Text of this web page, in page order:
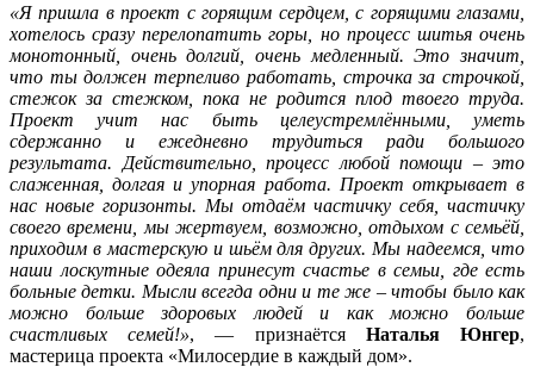
«Я пришла в проект с горящим сердцем, с горящими глазами,
хотелось сразу перелопатить горы, но процесс шитья очень
монотонный, очень долгий, очень медленный. Это значит,
что ты должен терпеливо работать, строчка за строчкой,
стежок за стежком, пока не родится плод твоего труда.
Проект учит нас быть целеустремлёнными, уметь
сдержанно и ежедневно трудиться ради большого
результата. Действительно, процесс любой помощи – это
слаженная, долгая и упорная работа. Проект открывает в
нас новые горизонты. Мы отдаём частичку себя, частичку
своего времени, мы жертвуем, возможно, отдыхом с семьёй,
приходим в мастерскую и шьём для других. Мы надеемся, что
наши лоскутные одеяла принесут счастье в семьи, где есть
больные детки. Мысли всегда одни и те же – чтобы было как
можно больше здоровых людей и как можно больше
счастливых семей!», — признаётся Наталья Юнгер,
мастерица проекта «Милосердие в каждый дом».